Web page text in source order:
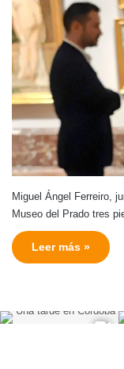
Miguel Ángel Ferreiro,
Museo del Prado tres
Leer más »